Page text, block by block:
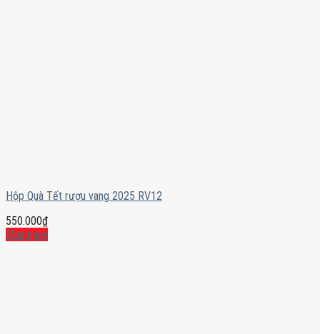
Hộp Quà Tết rượu vang 2025 RV12
550.000₫
Mua ngay